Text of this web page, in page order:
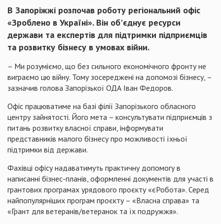
В Запоріжжі розпочав роботу регіональний офіс
«Зроблено в Україні». Він об'єднує ресурси
держави та експертів для підтримки підприємців
та розвитку бізнесу в умовах війни.
– Ми розуміємо, що без сильного економічного фронту не
виграємо цю війну. Тому зосереджені на допомозі бізнесу, –
зазначив голова Запорізької ОДА Іван Федоров.
Офіс працюватиме на базі філії Запорізького обласного
центру зайнятості. Його мета – консультувати підприємців з
питань розвитку власної справи, інформувати
представників малого бізнесу про можливості їхньої
підтримки від держави.
Фахівці офісу надаватимуть практичну допомогу в
написанні бізнес-планів, оформленні документів для участі в
грантових програмах урядового проєкту «єРобота». Серед
найпопулярніших програм проєкту – «Власна справа» та
«Грант для ветеранів/ветеранок та їх подружжя».